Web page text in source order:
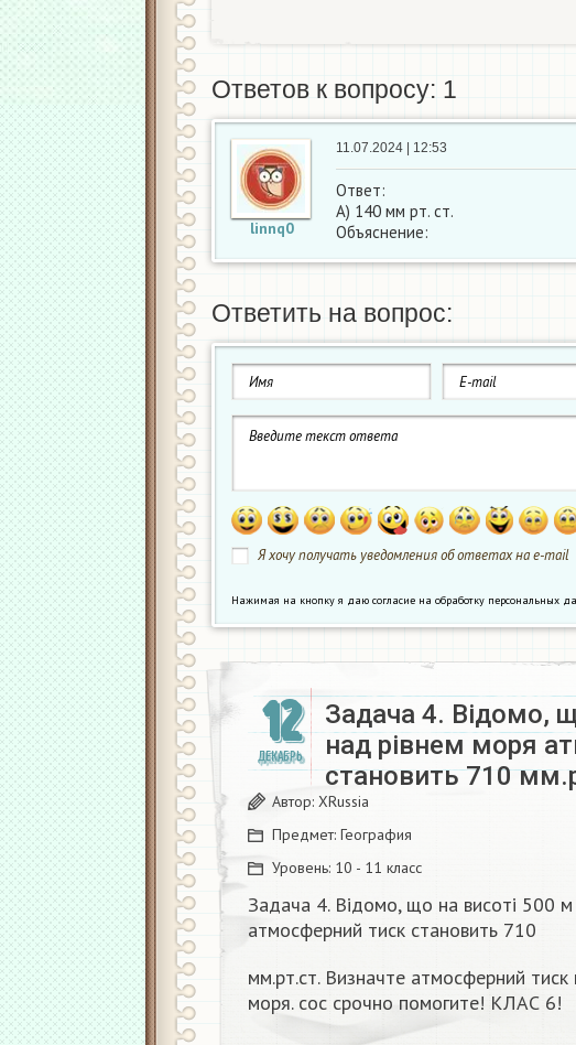
Ответов к вопросу: 1
linnq0
11.07.2024 | 12:53
Ответ:
А) 140 мм рт. ст.
Объяснение:
Ответить на вопрос:
Я хочу получать уведомления об ответах на e-mail
Нажимая на кнопку я даю согласие на обработку персональных
12
ДЕКАБРЬ
Задача 4. Відомо,
над рівнем моря
становить 710
Автор: XRussia
Предмет: География
Уровень: 10 - 11 класс
Задача 4. Відомо, що на висоті 500
атмосферний тиск становить 710
мм.рт.ст. Визначте атмосферний
моря. сос срочно помогите! КЛАС 6!